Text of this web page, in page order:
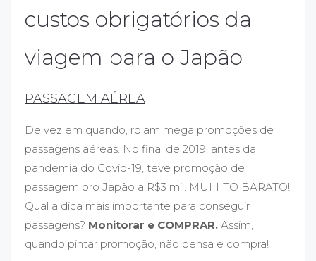
custos obrigatórios da
viagem para o Japão
PASSAGEM AÉREA
De vez em quando, rolam mega promoções de
passagens aéreas. No final de 2019, antes da
pandemia do Covid-19, teve promoção de
passagem pro Japão a R$3 mil. MUIIIITO BARATO!
Qual a dica mais importante para conseguir
passagens? Monitorar e COMPRAR. Assim,
quando pintar promoção, não pensa e compra!